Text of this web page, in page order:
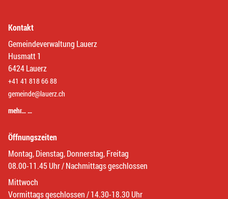
Kontakt
Gemeindeverwaltung Lauerz
Husmatt 1
6424 Lauerz
+41 41 818 66 88
gemeinde@lauerz.ch
mehr… …
Öffnungszeiten
Montag, Dienstag, Donnerstag, Freitag
08.00-11.45 Uhr / Nachmittags geschlossen
Mittwoch
Vormittags geschlossen / 14.30-18.30 Uhr